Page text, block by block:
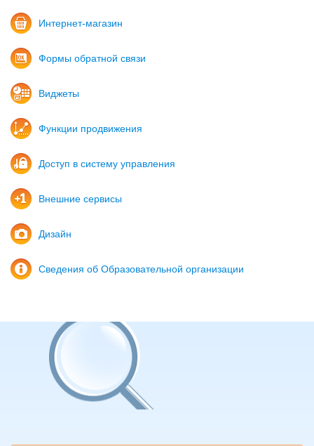
Интернет-магазин
Формы обратной связи
Виджеты
Функции продвижения
Доступ в систему управления
Внешние сервисы
Дизайн
Сведения об Образовательной организации